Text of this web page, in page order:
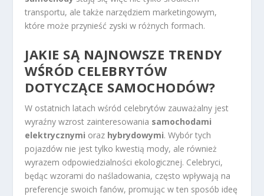
transportu, ale także narzędziem marketingowym,
które może przynieść zyski w różnych formach.
JAKIE SĄ NAJNOWSZE TRENDY
WŚRÓD CELEBRYTÓW
DOTYCZĄCE SAMOCHODÓW?
W ostatnich latach wśród celebrytów zauważalny jest
wyraźny wzrost zainteresowania samochodami
elektrycznymi oraz hybrydowymi. Wybór tych
pojazdów nie jest tylko kwestią mody, ale również
wyrazem odpowiedzialności ekologicznej. Celebryci,
będąc wzorami do naśladowania, często wpływają na
preferencje swoich fanów, promując w ten sposób ideę